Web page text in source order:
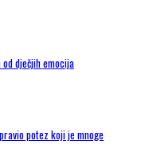
dječjih emocija
potez koji je mnoge